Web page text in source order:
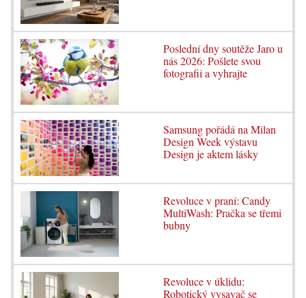
Poslední dny soutěže Jaro u
nás 2026: Pošlete svou
fotografii a vyhrajte
Samsung pořádá na Milan
Design Week výstavu
Design je aktem lásky
Revoluce v praní: Candy
MultiWash: Pračka se třemi
bubny
Revoluce v úklidu:
Robotický vysavač se